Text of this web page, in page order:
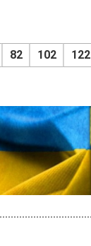
82 102 122